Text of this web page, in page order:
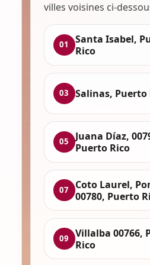
villes voisines ci-
01
Santa Isabel,
Rico
03 Salinas, Puerto
05
Juana Díaz,
Puerto Rico
07
Coto Laurel,
00780, Puerto
09
Villalba 00766,
Rico